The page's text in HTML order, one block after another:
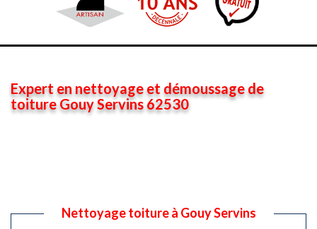
Expert en nettoyage et démoussage de
toiture Gouy Servins 62530
Nettoyage toiture à Gouy Servins